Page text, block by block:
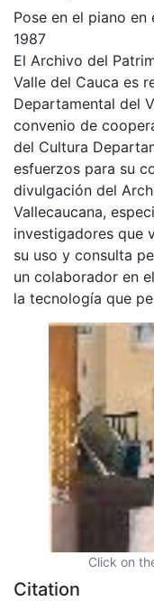
Pose en el piano
1987
El Archivo del
Valle del Cauca es
Departamental del
convenio de
del Cultura
esfuerzos para su
divulgación del
Vallecaucana,
investigadores que
su uso y consulta
un colaborador en
la tecnología que
Click on
Citation